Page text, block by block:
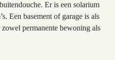
Er is een solarium
Een basement of garage is als
permanente bewoning als